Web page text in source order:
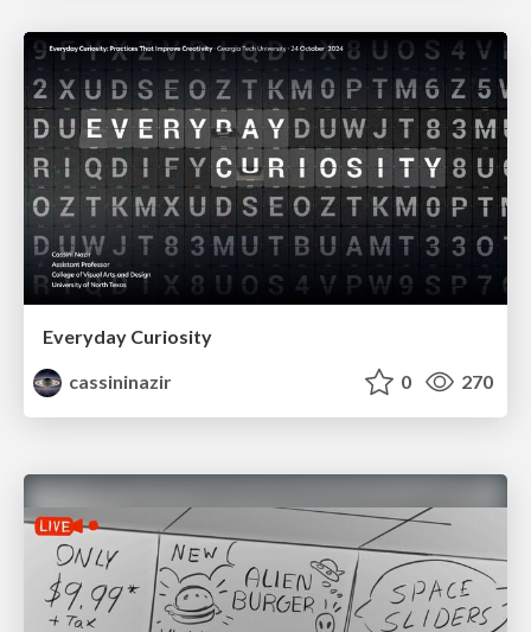
Everyday Curiosity
cassininazir
0 270